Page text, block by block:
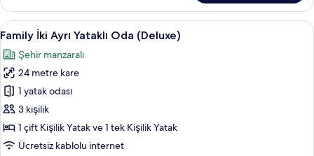
hakkında
daha
fazla
Family
İki
Ayrı
Yataklı
Oda
(Deluxe)
için
tüm
Kaliteli yatak takımı, kuştüyü yorgan,
7
Family İki Ayrı Yataklı Oda (Deluxe)
Şehir manzaralı
24 metre kare
1 yatak odası
3 kişilik
1 çift Kişilik Yatak ve 1 tek Kişilik Yatak
Ücretsiz kablolu internet